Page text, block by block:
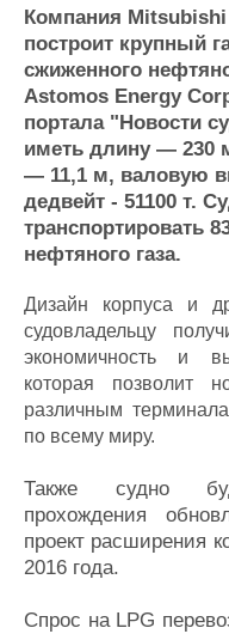
Пульс
Новости
Компании
Репутация
Работа
Крюинг
Журнал
Реклама
Выставки и семинары
Личности
Компания
построит крупный
сжиженного
Astomos Energy
портала "Новости
иметь длину — 230
— 11,1 м, валовую
дедвейт - 51100 т.
транспортировать
нефтяного газа.
Дизайн корпуса и
судовладельцу
экономичность и
которая позволит
различным
по всему миру.
Также судно
прохождения
проект расширения
2016 года.
Спрос на LPG